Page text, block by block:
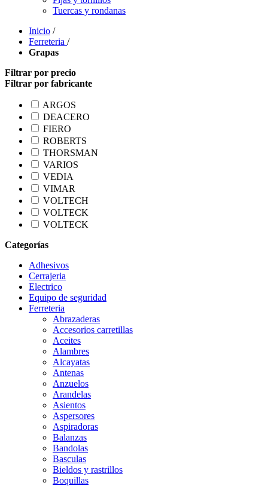
Tuercas y rondanas
Inicio /
Ferreteria /
Grapas
Filtrar por precio
Filtrar por fabricante
ARGOS
DEACERO
FIERO
ROBERTS
THORSMAN
VARIOS
VEDIA
VIMAR
VOLTECH
VOLTECK
VOLTECK
Categorías
Adhesivos
Cerrajeria
Electrico
Equipo de seguridad
Ferreteria
Abrazaderas
Accesorios carretillas
Aceites
Alambres
Alcayatas
Antenas
Anzuelos
Arandelas
Asientos
Aspersores
Aspiradoras
Balanzas
Bandolas
Basculas
Bieldos y rastrillos
Boquillas